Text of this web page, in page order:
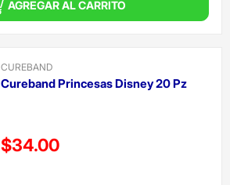
AGREGAR AL CARRITO
CUREBAND
Cureband Princesas Disney 20 Pz
Precio reducido de
$34.00